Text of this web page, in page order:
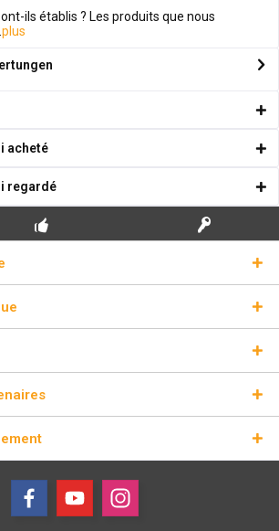
ils établis ? Les produits que nous
plus
acheté
regardé